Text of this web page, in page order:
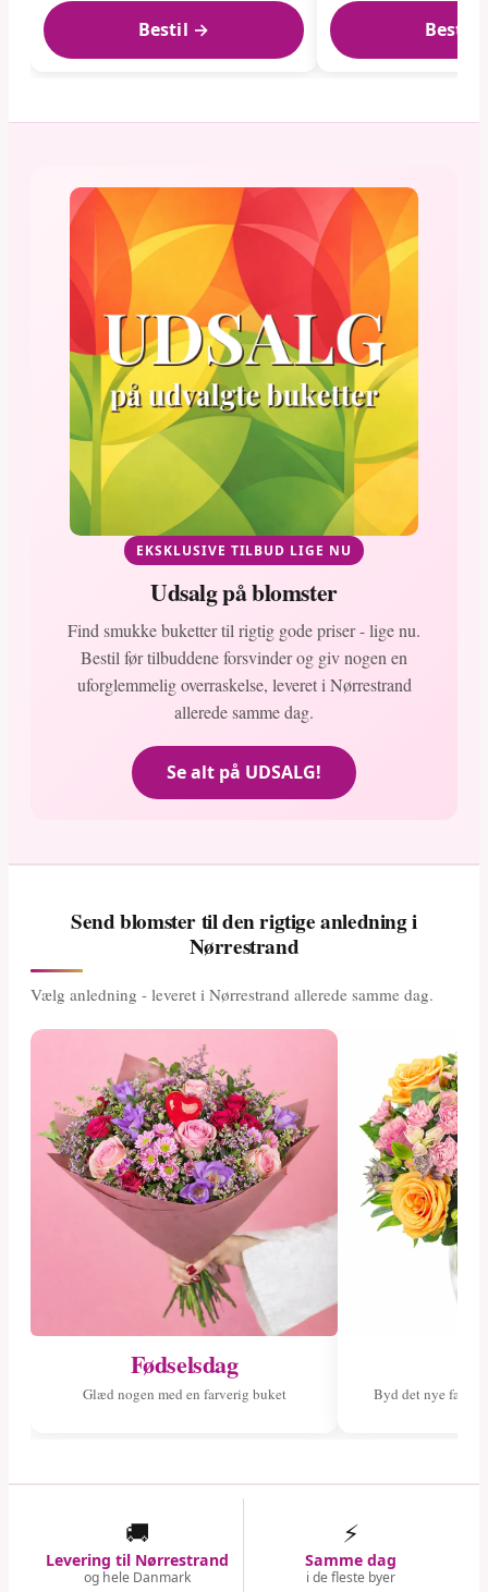
Bestil → Bestil
EKSKLUSIVE TILBUD LIGE NU
Udsalg på blomster
Find smukke buketter til rigtig gode priser - lige nu.
Bestil før tilbuddene forsvinder og giv nogen en
uforglemmelig overraskelse, leveret i Nørrestrand
allerede samme dag.
Se alt på UDSALG!
Send blomster til den rigtige anledning i
Nørrestrand
Vælg anledning - leveret i Nørrestrand allerede samme dag.
Fødselsdag
Glæd nogen med en farverig buket Byd det nye
🚚
Levering til Nørrestrand
og hele Danmark
⚡
Samme dag
i de fleste byer